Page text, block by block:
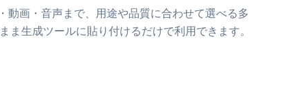
動画・音声まで、用途や品質に合わせて選べる多
生成ツールに貼り付けるだけで利用できます。